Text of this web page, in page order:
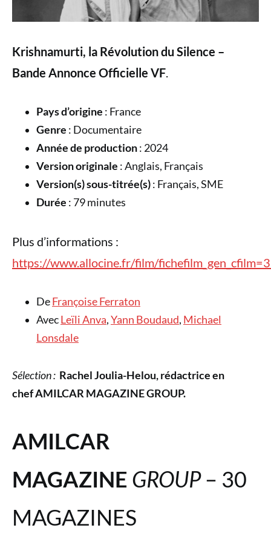
Krishnamurti, la Révolution du Silence –
Bande Annonce Officielle VF.
Pays d’origine : France
Genre : Documentaire
Année de production: 2024
Version originale : Anglais, Français
Version(s) sous-titrée(s): Français, SME
Durée : 79 minutes
Plus d’informations :
https://www.allocine.fr/film/
DeFrançoise Ferraton
AvecLeïli Anva,Yann Boudaud, Michael
Lonsdale
Sélection : Rachel Joulia-Helou, rédactrice en
chefAMILCAR MAGAZINE GROUP.
AMILCAR
MAGAZINE GROUP– 30
MAGAZINES